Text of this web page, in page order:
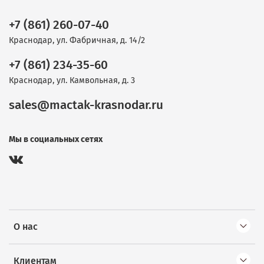
О нас
Клиентам
+7 (861) 260-07-40
Краснодар, ул. Фабричная, д. 14/2
+7 (861) 234-35-60
Краснодар, ул. Камвольная, д. 3
sales@mactak-krasnodar.ru
Мы в социальных сетях